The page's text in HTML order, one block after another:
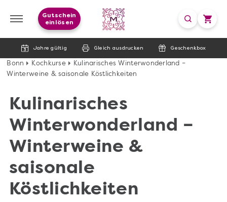
Jahre gültig Gleich ausdrucken Geschenkbox
Gutschein
einlösen
Bonn Kochkurse
Kulinarisches Winterwonderland –
Winterweine & saisonale Köstlichkeiten
Kulinarisches
Winterwonderland –
Winterweine &
saisonale
Köstlichkeiten